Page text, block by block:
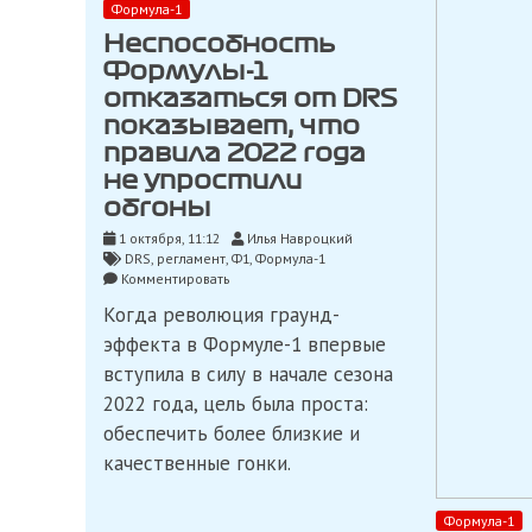
Формула-1
Неспособность
Формулы-1
отказаться от DRS
показывает, что
правила 2022 года
не упростили
обгоны
1 октября, 11:12
Илья Навроцкий
DRS, регламент, Ф1, Формула-1
Комментироватьon
Формулы-1
отказаться
от
DRS
показывает,
правила
2022
Когда революция граунд-
эффекта в Формуле-1 впервые
вступила в силу в начале сезона
2022 года, цель была проста:
обеспечить более близкие и
качественные гонки.
Формула-1